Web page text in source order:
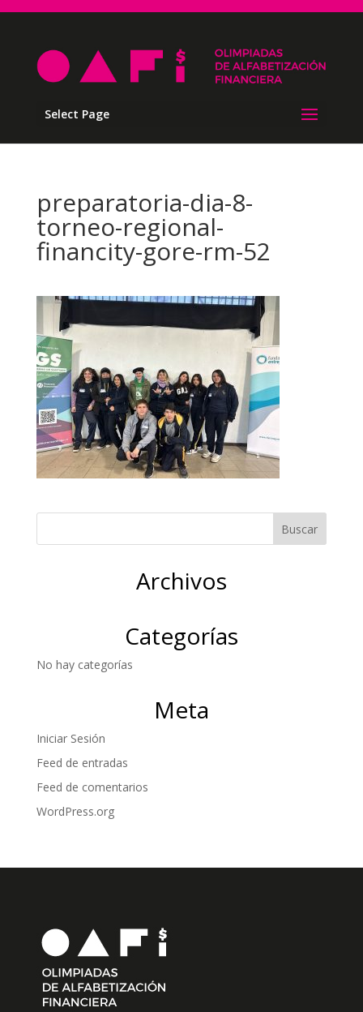
Select Page
preparatoria-dia-8-
torneo-regional-
financity-gore-rm-52
Archivos
Categorías
No hay categorías
Meta
Iniciar Sesión
Feed de entradas
Feed de comentarios
WordPress.org